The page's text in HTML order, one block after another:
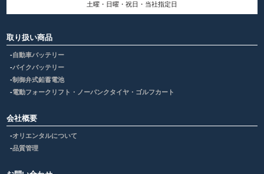
土曜・日曜・祝日・当社指定日
取り扱い商品
自動車バッテリー
バイクバッテリー
制御弁式鉛蓄電池
電動フォークリフト・ノーパンクタイヤ・ゴルフカート
会社概要
オリエンタルについて
品質管理